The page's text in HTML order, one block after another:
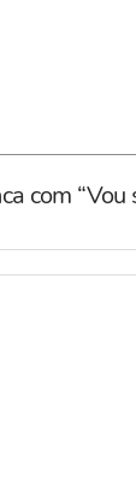
com